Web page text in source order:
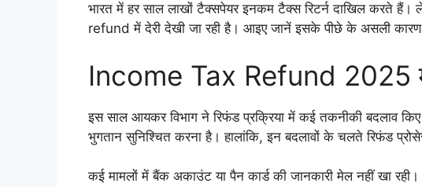
भारत में हर साल लाखों टैक्सपेयर इनकम टैक्स रिटर्न दाखिल करते
refund में देरी देखी जा रही है। आइए जानें इसके पीछे के असली
Income Tax Refund 2025 में
इस साल आयकर विभाग ने रिफंड प्रक्रिया में कई तकनीकी बदलाव
भुगतान सुनिश्चित करना है। हालांकि, इन बदलावों के चलते रिफंड
कई मामलों में बैंक अकाउंट या पैन कार्ड की जानकारी मेल नहीं खा